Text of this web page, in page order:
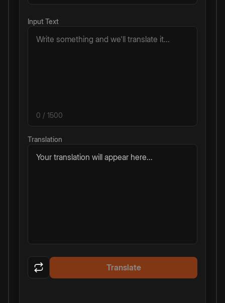
Input Text
0 / 1500
Translation
Your translation will appear here...
Translate